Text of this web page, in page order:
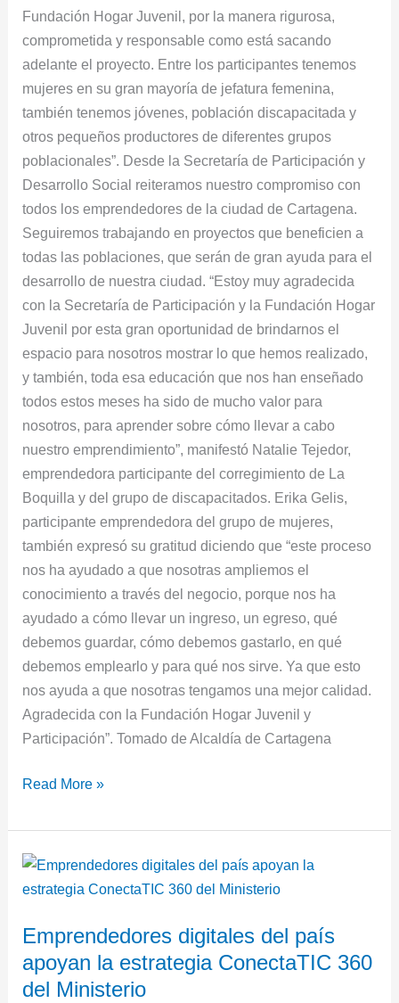
Fundación Hogar Juvenil, por la manera rigurosa,
comprometida y responsable como está sacando
adelante el proyecto. Entre los participantes tenemos
mujeres en su gran mayoría de jefatura femenina,
también tenemos jóvenes, población discapacitada y
otros pequeños productores de diferentes grupos
poblacionales”. Desde la Secretaría de Participación y
Desarrollo Social reiteramos nuestro compromiso con
todos los emprendedores de la ciudad de Cartagena.
Seguiremos trabajando en proyectos que beneficien a
todas las poblaciones, que serán de gran ayuda para el
desarrollo de nuestra ciudad. “Estoy muy agradecida
con la Secretaría de Participación y la Fundación Hogar
Juvenil por esta gran oportunidad de brindarnos el
espacio para nosotros mostrar lo que hemos realizado,
y también, toda esa educación que nos han enseñado
todos estos meses ha sido de mucho valor para
nosotros, para aprender sobre cómo llevar a cabo
nuestro emprendimiento”, manifestó Natalie Tejedor,
emprendedora participante del corregimiento de La
Boquilla y del grupo de discapacitados. Erika Gelis,
participante emprendedora del grupo de mujeres,
también expresó su gratitud diciendo que “este proceso
nos ha ayudado a que nosotras ampliemos el
conocimiento a través del negocio, porque nos ha
ayudado a cómo llevar un ingreso, un egreso, qué
debemos guardar, cómo debemos gastarlo, en qué
debemos emplearlo y para qué nos sirve. Ya que esto
nos ayuda a que nosotras tengamos una mejor calidad.
Agradecida con la Fundación Hogar Juvenil y
Participación”. Tomado de Alcaldía de Cartagena
Read More »
Emprendedores digitales del país
apoyan la estrategia ConectaTIC 360
del Ministerio
Emprendedores
digitales
país
apoyan
la